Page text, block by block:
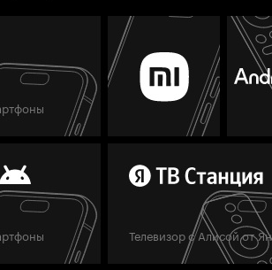
Телевизор с Алисой от